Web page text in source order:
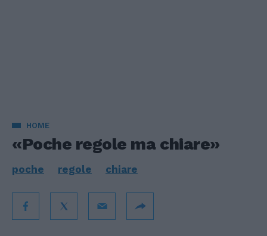
HOME
«Poche regole ma chiare»
poche regole chiare